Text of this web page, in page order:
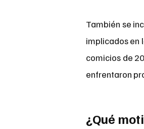
También se
implicados en
comicios de
enfrentaron
¿Qué